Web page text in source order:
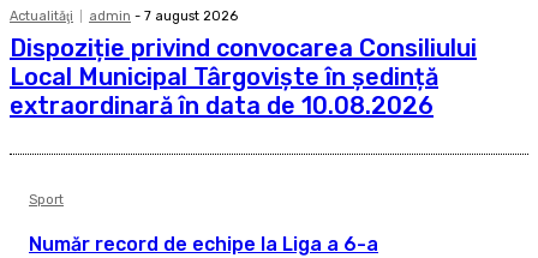
Actualităţi admin - 7 august 2026
Dispoziție privind convocarea Consiliului
Local Municipal Târgoviște în ședință
extraordinară în data de 10.08.2026
Sport
Număr record de echipe la Liga a 6-a